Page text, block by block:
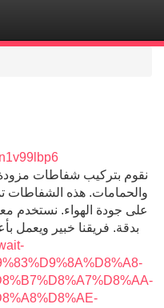
نقوم بتركيب شفاطات مزودة
والحمامات. هذه الشفاطات
على جودة الهواء. نستخدم
بدقة. فريقنا خبير ويعمل